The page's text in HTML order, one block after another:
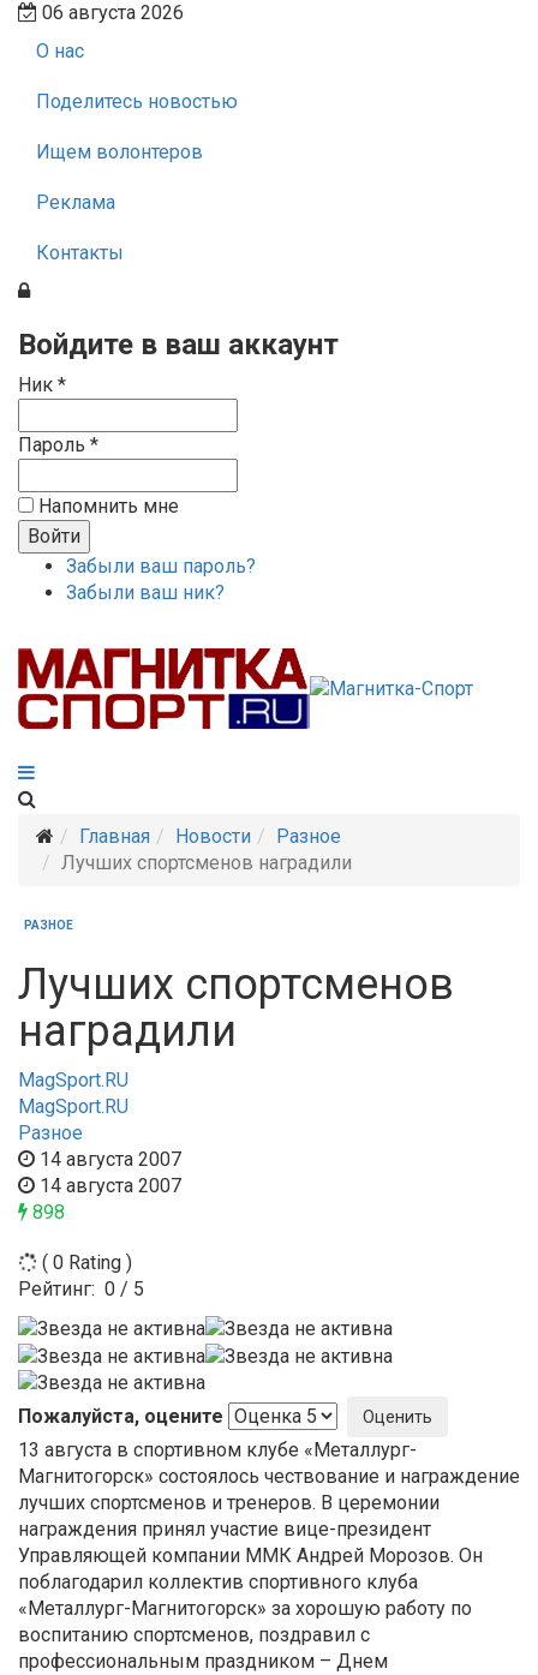
06 августа 2026
О нас
Поделитесь новостью
Ищем волонтеров
Реклама
Контакты
Войдите в ваш аккаунт
Ник *
Пароль *
Напомнить мне
Забыли ваш пароль?
Забыли ваш ник?
Главная Новости
Разное
Лучших спортсменов наградили
РАЗНОЕ
Лучших спортсменов
наградили
MagSport.RU
MagSport.RU
Разное
14 августа 2007
14 августа 2007
898
( 0 Rating )
Рейтинг: 0 / 5
Пожалуйста, оцените
13 августа в спортивном клубе «Металлург-
Магнитогорск» состоялось чествование и награждение
лучших спортсменов и тренеров. В церемонии
награждения принял участие вице-президент
Управляющей компании ММК Андрей Морозов. Он
поблагодарил коллектив спортивного клуба
«Металлург-Магнитогорск» за хорошую работу по
воспитанию спортсменов, поздравил с
профессиональным праздником – Днем